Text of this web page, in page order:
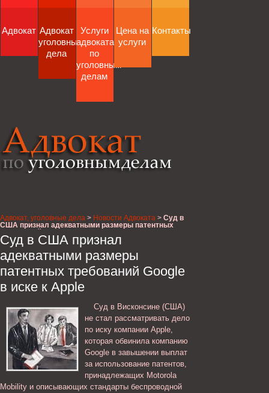
Адвокат Адвокат
уголовные
дела
Услуги
адвоката
по
уголовным
делам
Цена на
услуги
Контакты
Адвокат, уголовные дела > Новости Адвоката > Суд в
США признал адекватными размеры патентных
требований Google в иске к Apple
Суд в США признал
адекватными размеры
патентных требований Google
в иске к Apple
Суд в Висконсине (США)
не стал рассматривать дело
по иску компании Apple,
которая обвинила компанию
Google в завышении выплат
за использование патентов,
принадлежащих Motorola
Mobility и описывающих стандарты беспроводной